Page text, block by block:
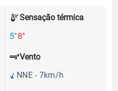
Sensação térmica
5°8°
Vento
NNE - 7km/h